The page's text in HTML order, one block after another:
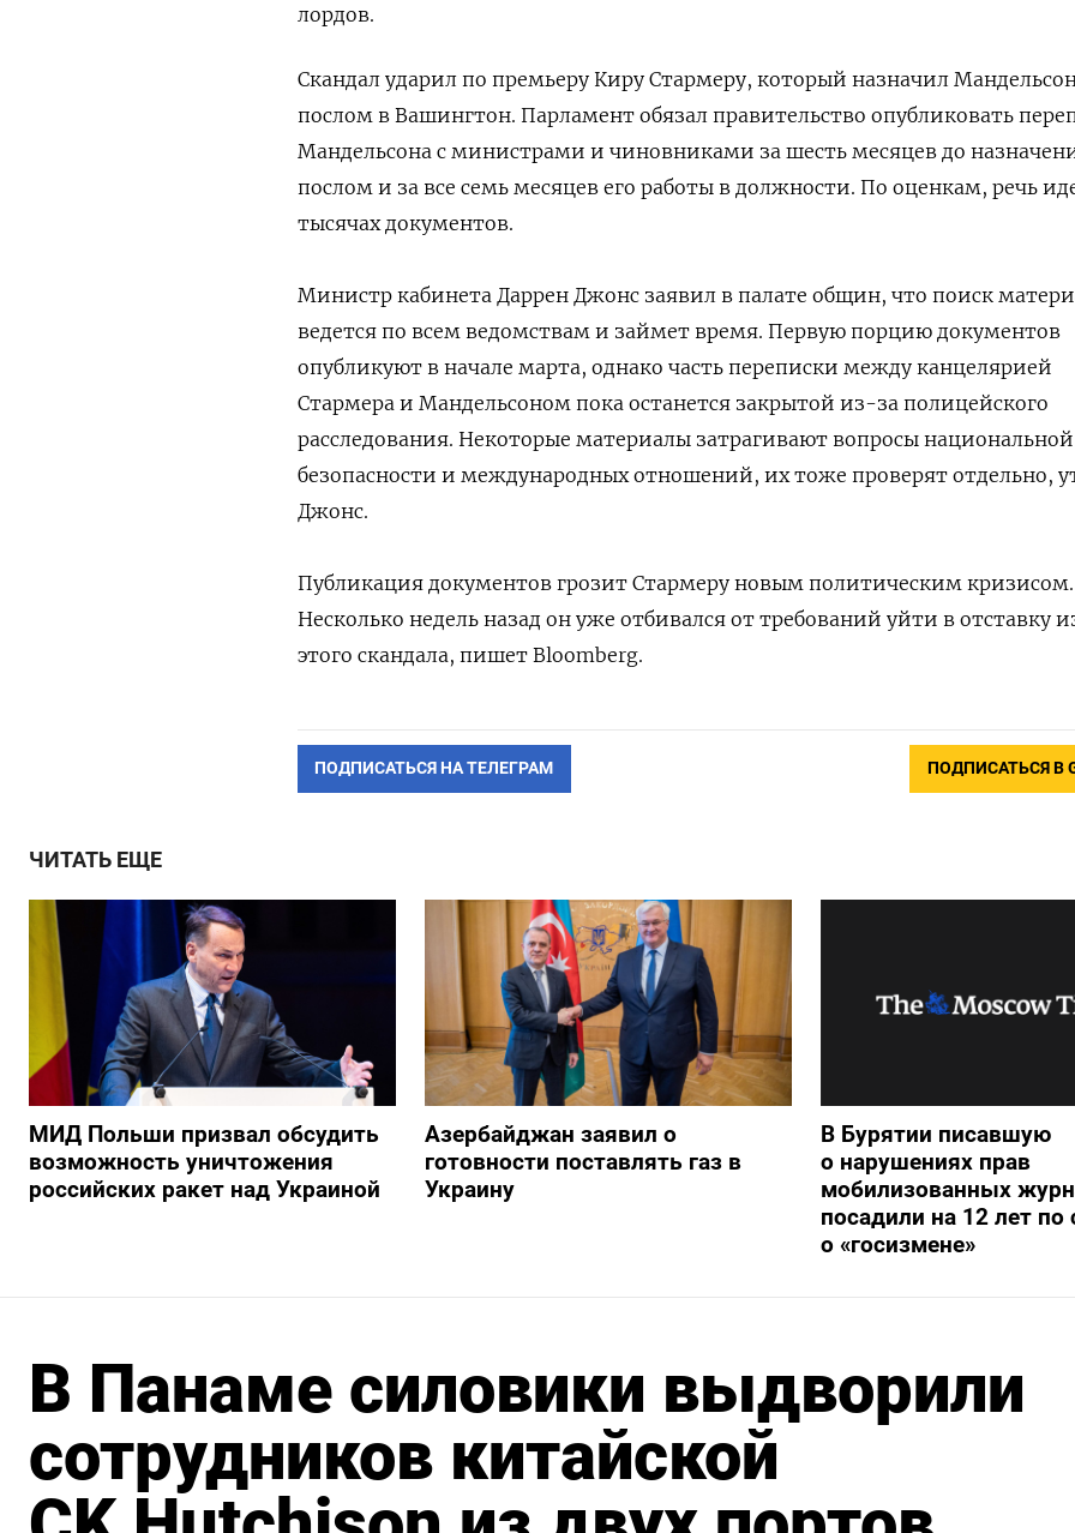
лордов.
Скандал ударил по премьеру Киру Стармеру, который назначил
послом в Вашингтон. Парламент обязал правительство опубликовать
Мандельсона с министрами и чиновниками за шесть месяцев до
послом и за все семь месяцев его работы в должности. По оценкам, речь
тысячах документов.
Министр кабинета Даррен Джонс заявил в палате общин, что поиск
ведется по всем ведомствам и займет время. Первую порцию документов
опубликуют в начале марта, однако часть переписки между канцелярией
Стармера и Мандельсоном пока останется закрытой из-за полицейского
расследования. Некоторые материалы затрагивают вопросы национальной
безопасности и международных отношений, их тоже проверят отдельно,
Джонс.
Публикация документов грозит Стармеру новым политическим кризисом.
Несколько недель назад он уже отбивался от требований уйти в отставку
этого скандала, пишет Bloomberg.
ПОДПИСАТЬСЯ НА ТЕЛЕГРАМ ПОДПИСАТЬСЯ В
ЧИТАТЬ ЕЩЕ
МИД Польши призвал обсудить
возможность уничтожения
российских ракет над Украиной
Азербайджан заявил о
готовности поставлять газ в
Украину
В Бурятии писавшую
о нарушениях прав
мобилизованных
посадили на 12 лет по
о «госизмене»
В Панаме силовики выдворили
сотрудников китайской